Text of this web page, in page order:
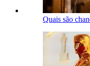
Quais são